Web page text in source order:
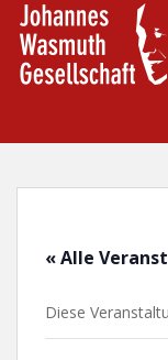
o
« Alle
Diese